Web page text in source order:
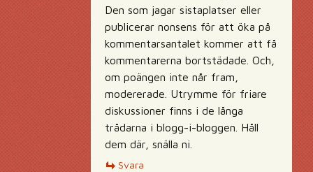
Den som jagar sistaplatser eller
publicerar nonsens för att öka på
kommentarsantalet kommer att få
kommentarerna bortstädade. Och,
om poängen inte når fram,
modererade. Utrymme för friare
diskussioner finns i de långa
trådarna i blogg-i-bloggen. Håll
dem där, snälla ni.
Svara